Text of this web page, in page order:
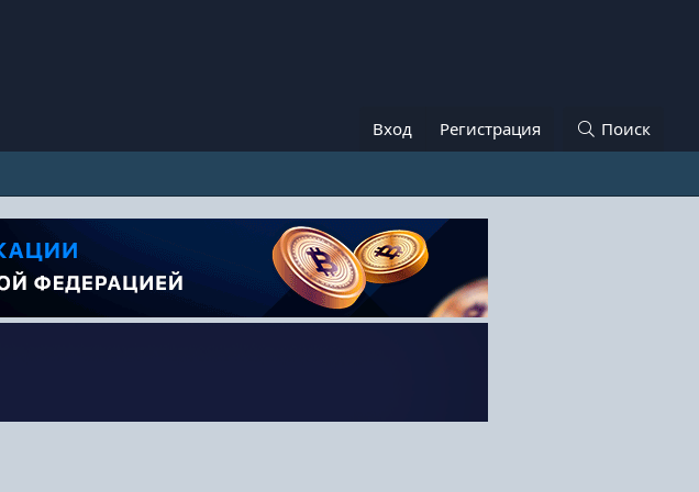
Вход Регистрация Поиск